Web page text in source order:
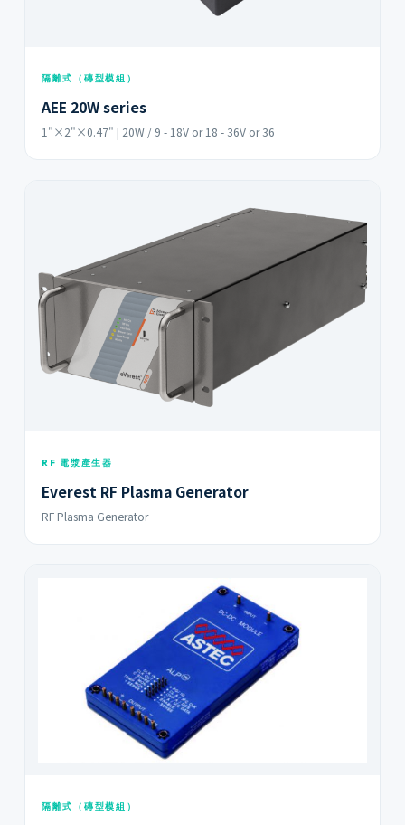
隔離式（磚型模組）
AEE 20W series
1"×2"×0.47" | 20W / 9 - 18V or 18 - 36V or 36
RF 電漿產生器
Everest RF Plasma Generator
RF Plasma Generator
隔離式（磚型模組）